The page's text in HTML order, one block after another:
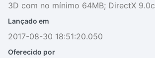
3D com no mínimo 64MB; DirectX
Lançado em
2017-08-30 18:51:20.050
Oferecido por